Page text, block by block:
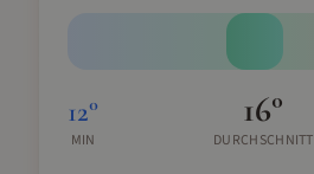
12°
MIN
16°
DURCHSCHNITT